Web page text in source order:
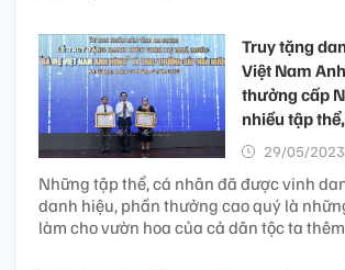
Truy tặng
Việt Nam
thưởng cấp
nhiều tập
29/05/2023
Những tập thể, cá nhân đã được vinh
danh hiệu, phần thưởng cao quý là
làm cho vườn hoa của cả dân tộc ta